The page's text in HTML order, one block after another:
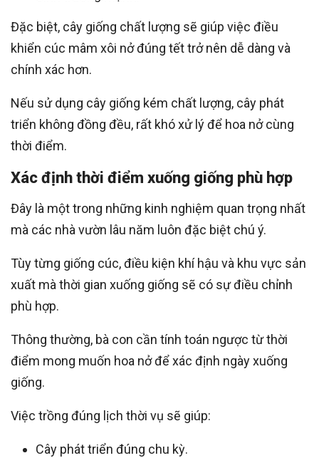
Đặc biệt, cây giống chất lượng sẽ giúp việc điều
khiển cúc mâm xôi nở đúng tết trở nên dễ dàng và
chính xác hơn.
Nếu sử dụng cây giống kém chất lượng, cây phát
triển không đồng đều, rất khó xử lý để hoa nở cùng
thời điểm.
Xác định thời điểm xuống giống phù hợp
Đây là một trong những kinh nghiệm quan trọng nhất
mà các nhà vườn lâu năm luôn đặc biệt chú ý.
Tùy từng giống cúc, điều kiện khí hậu và khu vực sản
xuất mà thời gian xuống giống sẽ có sự điều chỉnh
phù hợp.
Thông thường, bà con cần tính toán ngược từ thời
điểm mong muốn hoa nở để xác định ngày xuống
giống.
Việc trồng đúng lịch thời vụ sẽ giúp:
Cây phát triển đúng chu kỳ.